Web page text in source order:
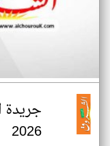
2026